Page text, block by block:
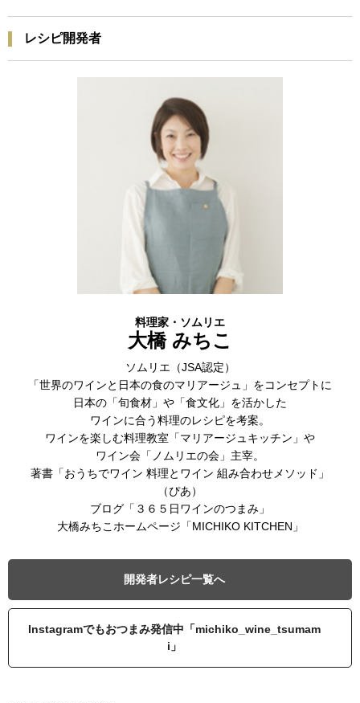
レシピ開発者
料理家・ソムリエ
大橋 みちこ
ソムリエ（JSA認定）
「世界のワインと日本の食のマリアージュ」をコンセプトに
日本の「旬食材」や「食文化」を活かした
ワインに合う料理のレシピを考案。
ワインを楽しむ料理教室「マリアージュキッチン」や
ワイン会「ノムリエの会」主宰。
著書「おうちでワイン 料理とワイン 組み合わせメソッド」
（ぴあ）
ブログ「３６５日ワインのつまみ」
大橋みちこホームページ「MICHIKO KITCHEN」
開発者レシピ一覧へ
Instagramでもおつまみ発信中「michiko_wine_tsumam
i」